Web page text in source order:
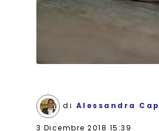
di Alessandra
3 Dicembre 2018 15:39